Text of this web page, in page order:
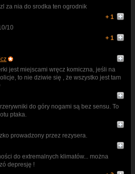
za nia do srodka ten ogrodnik
+ 1
10
+ 1
jest miejscami wręcz komiczna, jeśli na
to nie dziwie się , że wszystko jest tam
do góry nogami są bez sensu. To
ptaka.
prowadzony przez rezysera.
do extremalnych klimatów... można
depresję !